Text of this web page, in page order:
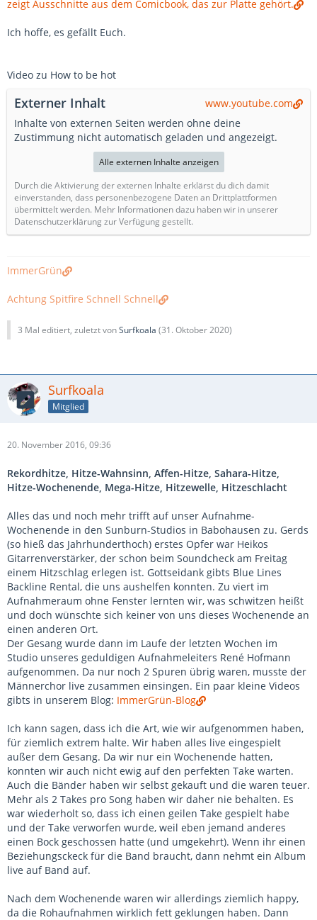
zeigt Ausschnitte aus dem Comicbook, das zur Platte gehört.
Ich hoffe, es gefällt Euch.
Video zu How to be hot
Externer Inhalt
www.youtube.com
Inhalte von externen Seiten werden ohne deine
Zustimmung nicht automatisch geladen und angezeigt.
Alle externen Inhalte anzeigen
Durch die Aktivierung der externen Inhalte erklärst du dich damit
einverstanden, dass personenbezogene Daten an Drittplattformen
übermittelt werden. Mehr Informationen dazu haben wir in unserer
Datenschutzerklärung zur Verfügung gestellt.
ImmerGrün
Achtung Spitfire Schnell Schnell
3 Mal editiert, zuletzt vonSurfkoala (31. Oktober 2020)
Surfkoala
Mitglied
20. November 2016, 09:36
Rekordhitze, Hitze-Wahnsinn, Affen-Hitze, Sahara-Hitze,
Hitze-Wochenende, Mega-Hitze, Hitzewelle, Hitzeschlacht
Alles das und noch mehr trifft auf unser Aufnahme-
Wochenende in den Sunburn-Studios in Babohausen zu. Gerds
(so hieß das Jahrhunderthoch) erstes Opfer war Heikos
Gitarrenverstärker, der schon beim Soundcheck am Freitag
einem Hitzschlag erlegen ist. Gottseidank gibts Blue Lines
Backline Rental, die uns aushelfen konnten. Zu viert im
Aufnahmeraum ohne Fenster lernten wir, was schwitzen heißt
und doch wünschte sich keiner von uns dieses Wochenende an
einen anderen Ort.
Der Gesang wurde dann im Laufe der letzten Wochen im
Studio unseres geduldigen Aufnahmeleiters René Hofmann
aufgenommen. Da nur noch 2 Spuren übrig waren, musste der
Männerchor live zusammen einsingen. Ein paar kleine Videos
gibts in unserem Blog: ImmerGrün-Blog
Ich kann sagen, dass ich die Art, wie wir aufgenommen haben,
für ziemlich extrem halte. Wir haben alles live eingespielt
außer dem Gesang. Da wir nur ein Wochenende hatten,
konnten wir auch nicht ewig auf den perfekten Take warten.
Auch die Bänder haben wir selbst gekauft und die waren teuer.
Mehr als 2 Takes pro Song haben wir daher nie behalten. Es
war wiederholt so, dass ich einen geilen Take gespielt habe
und der Take verworfen wurde, weil eben jemand anderes
einen Bock geschossen hatte (und umgekehrt). Wenn ihr einen
Beziehungsckeck für die Band braucht, dann nehmt ein Album
live auf Band auf.
Nach dem Wochenende waren wir allerdings ziemlich happy,
da die Rohaufnahmen wirklich fett geklungen haben. Dann